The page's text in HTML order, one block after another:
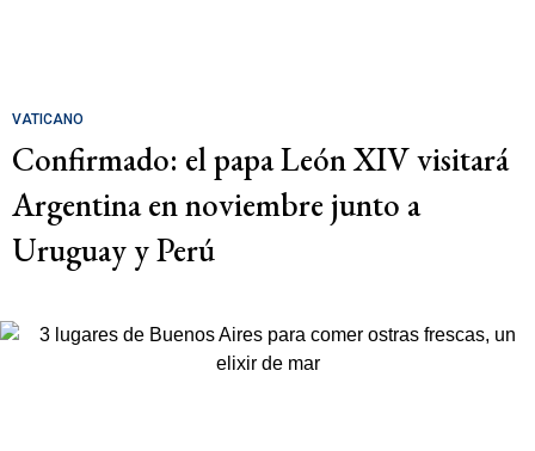
VATICANO
Confirmado: el papa León XIV visitará
Argentina en noviembre junto a
Uruguay y Perú